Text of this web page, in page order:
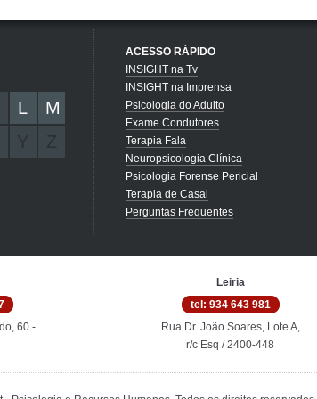
L
M
Y Z
ACESSO RÁPIDO
INSIGHT na Tv
INSIGHT na Imprensa
Psicologia do Adulto
Exame Condutores
Terapia Fala
Neuropsicologia Clínica
Psicologia Forense Pericial
Terapia de Casal
Perguntas Frequentes
60 -
Leiria
tel: 934 643 981
Rua Dr. João Soares, Lote A,
r/c Esq / 2400-448